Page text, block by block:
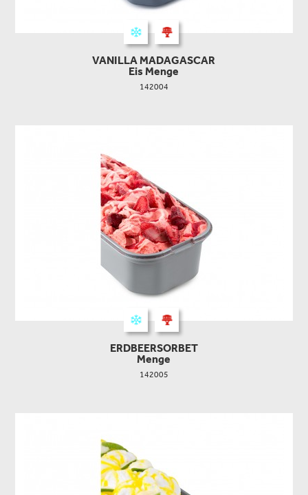
VANILLA MADAGASCAR
Eis Menge
142004
ERDBEERSORBET
Menge
142005